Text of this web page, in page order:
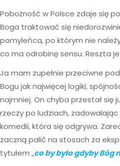
Pobożność w Polsce zdaje się
Boga traktować się
pomyleńca, po którym nie
co ma odrobinę sensu. Reszta
Ja mam zupełnie przeciwne
Bogu jak najwięcej logiki,
najmniej. On chyba przestał się
rzeczy po ludziach,
komedii, która się odgrywa.
zaczną palić na stosach za
tytułem „co by było gdyby Bóg